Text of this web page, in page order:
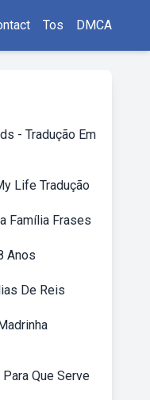
Tos DMCA
- Tradução Em
Life Tradução
Família Frases
Anos
De Reis
Que Serve